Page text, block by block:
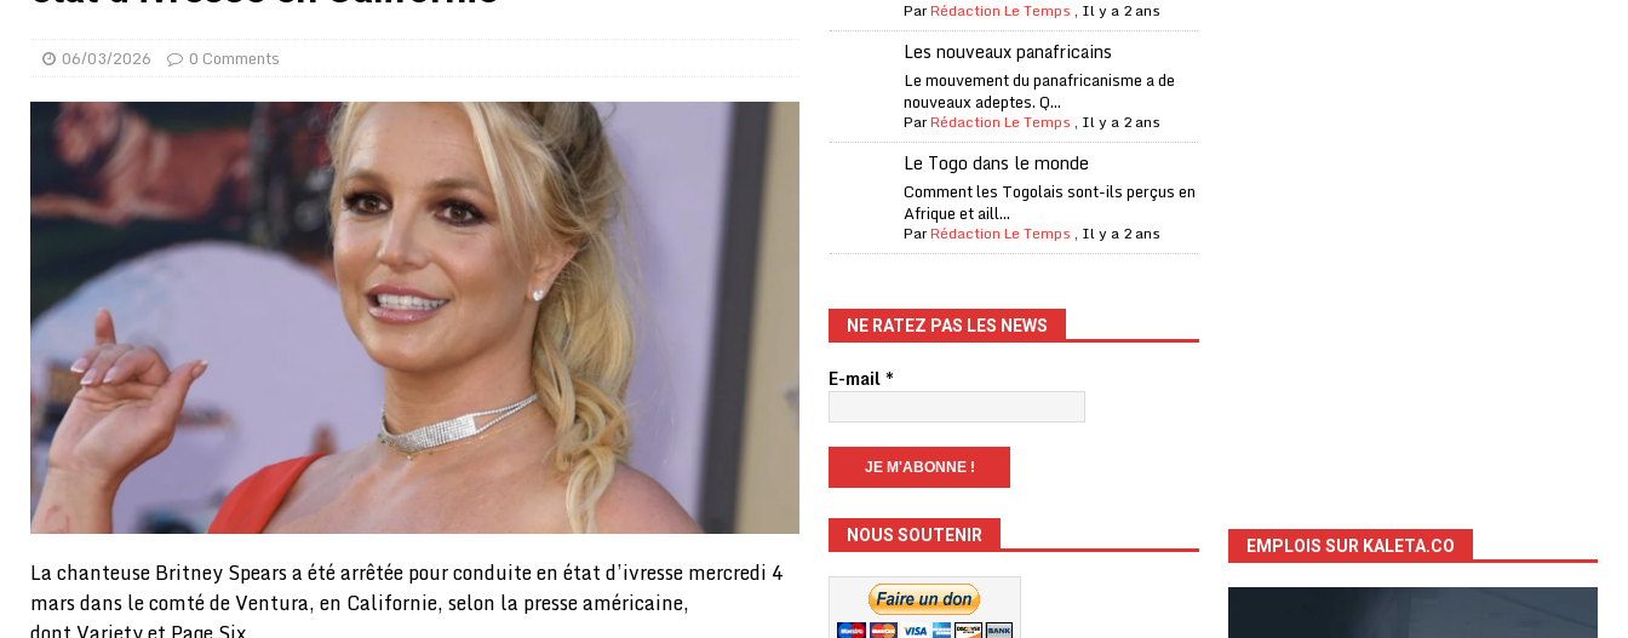
A LA UNE
[ 02/08/2026 ] Guinée : Mamadi Doumbouya s’offre quelques jours de congés en Grèce
[ 02/08/2026 ] Une factrice arrêtée après avoir volé un billet de loterie gagnant que son propriétaire avait envoyé à un proche
GENRE
[ 02/08/2026 ]
Distribution des moustiquaires : La zone Oti-Sud enregistre 99% de couverture
A LA UNE
[ 02/08/2026 ]
La Confédération Africaine de Football (CAF) à contre-courant
Quatre candidats à la succession d’Infantino à la tête de la FIFA
Bénin : Romuald Wadagni reçoit le milliardaire Aliko Dangote
Niger : le FMI débloque une bouffée d’oxygène financière
[ 08/08/2026 ]
Épinglé par le « Canard enchaîné », Bally Bagayoko visé par une plainte d’une asso anticorruption
GOUVERNANCE
[ 08/08/2026 ]
Mali : prostitution, alcool… un casino clandestin impliquant des Chinois démantelé A LA UNE
06/03/2026 0 Comments
La chanteuse Britney Spears a été arrêtée pour conduite en état d’ivresse mercredi 4
mars dans le comté de Ventura, en Californie, selon la presse américaine,
ParRédaction Le Temps , Il y a 2 ans
Les nouveaux panafricains
Le mouvement du panafricanisme a de
nouveaux adeptes. Q...
ParRédaction Le Temps , Il y a 2 ans
Le Togo dans le monde
Comment les Togolais sont-ils perçus en
Afrique et aill...
ParRédaction Le Temps , Il y a 2 ans
NE RATEZ PAS LES NEWS
E-mail*
NOUS SOUTENIR
EMPLOIS SUR KALETA.CO